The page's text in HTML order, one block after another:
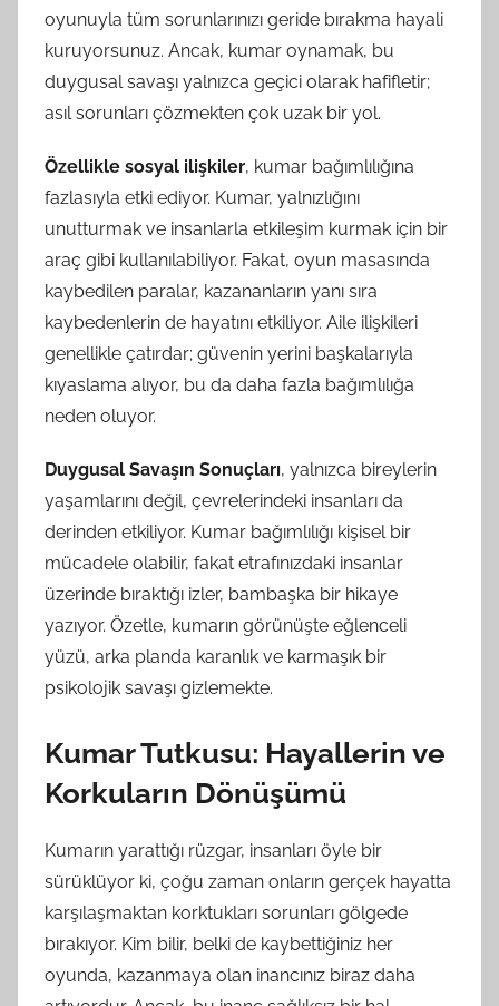
oyunuyla tüm sorunlarınızı geride bırakma hayali
kuruyorsunuz. Ancak, kumar oynamak, bu
duygusal savaşı yalnızca geçici olarak hafifletir;
asıl sorunları çözmekten çok uzak bir yol.
Özellikle sosyal ilişkiler, kumar bağımlılığına
fazlasıyla etki ediyor. Kumar, yalnızlığını
unutturmak ve insanlarla etkileşim kurmak için bir
araç gibi kullanılabiliyor. Fakat, oyun masasında
kaybedilen paralar, kazananların yanı sıra
kaybedenlerin de hayatını etkiliyor. Aile ilişkileri
genellikle çatırdar; güvenin yerini başkalarıyla
kıyaslama alıyor, bu da daha fazla bağımlılığa
neden oluyor.
Duygusal Savaşın Sonuçları, yalnızca bireylerin
yaşamlarını değil, çevrelerindeki insanları da
derinden etkiliyor. Kumar bağımlılığı kişisel bir
mücadele olabilir, fakat etrafınızdaki insanlar
üzerinde bıraktığı izler, bambaşka bir hikaye
yazıyor. Özetle, kumarın görünüşte eğlenceli
yüzü, arka planda karanlık ve karmaşık bir
psikolojik savaşı gizlemekte.
Kumar Tutkusu: Hayallerin ve
Korkuların Dönüşümü
Kumarın yarattığı rüzgar, insanları öyle bir
sürüklüyor ki, çoğu zaman onların gerçek hayatta
karşılaşmaktan korktukları sorunları gölgede
bırakıyor. Kim bilir, belki de kaybettiğiniz her
oyunda, kazanmaya olan inancınız biraz daha